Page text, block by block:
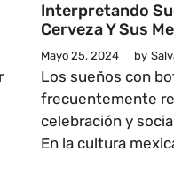
Interpretando
Cerveza Y Sus
Mayo 25, 2024 by
Los sueños con
frecuentemente
celebración y
En la cultura